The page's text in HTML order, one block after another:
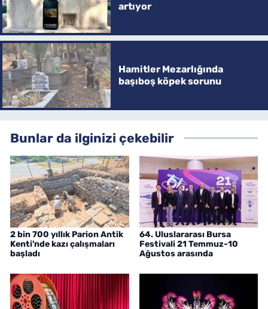
artıyor
Hamitler Mezarlığında
başıboş köpek sorunu
Bunlar da ilginizi çekebilir
2 bin 700 yıllık Parion Antik
Kenti'nde kazı çalışmaları
başladı
64. Uluslararası Bursa
Festivali 21 Temmuz-10
Ağustos arasında